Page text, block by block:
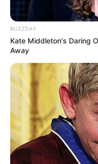
Fotos: Dirk
Heute ist Hohes
Sonnabend, der
Zwar ist der Botanische
Vergleich mit den
etwas klein, aber es
BUZZDAY
Kate Middleton's Daring
Away